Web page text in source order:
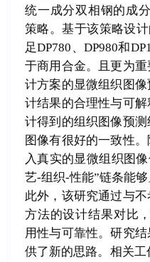
统一成分双相钢的成
策略。基于该策略设
足DP780、DP980和
于商用合金。且更为
计方案的显微组织图
计结果的合理性与可
计得到的组织图像预
图像有很好的一致性
入真实的显微组织图
艺-组织-性能”链条能
此外，该研究通过与
方法的设计结果对比
用性与可靠性。研究
供了新的思路。相关工